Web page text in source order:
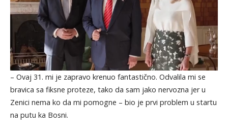
– Ovaj 31. mi je zapravo krenuo fantastično. Odvalila mi se
bravica sa fiksne proteze, tako da sam jako nervozna jer u
Zenici nema ko da mi pomogne – bio je prvi problem u startu
na putu ka Bosni.